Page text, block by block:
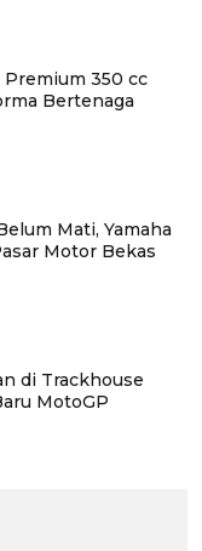
Premium 350 cc
Bertenaga
Mati, Yamaha
Motor Bekas
di Trackhouse
MotoGP